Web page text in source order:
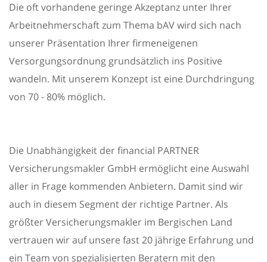
Die oft vorhandene geringe Akzeptanz unter Ihrer
Arbeitnehmerschaft zum Thema bAV wird sich nach
unserer Präsentation Ihrer firmeneigenen
Versorgungsordnung grundsätzlich ins Positive
wandeln. Mit unserem Konzept ist eine Durchdringung
von 70 - 80% möglich.
Die Unabhängigkeit der financial PARTNER
Versicherungsmakler GmbH ermöglicht eine Auswahl
aller in Frage kommenden Anbietern. Damit sind wir
auch in diesem Segment der richtige Partner. Als
größter Versicherungsmakler im Bergischen Land
vertrauen wir auf unsere fast 20 jährige Erfahrung und
ein Team von spezialisierten Beratern mit den